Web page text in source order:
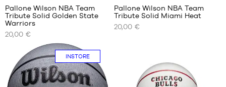
I
FORMATI
DISPONIBILI
dimensione
5
Pallone Wilson NBA Team
Tribute Solid Golden State
Warriors
20,00 €
NOSTRI
dimensione
Pallone Wilson NBA Team
Tribute Solid Miami Heat
20,00 €
INSTORE